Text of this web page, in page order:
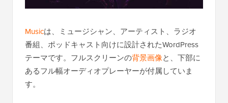
Musicは、ミュージシャン、アーティスト、ラジオ
番組、ポッドキャスト向けに設計されたWordPress
テーマです。フルスクリーンの背景画像と、下部に
あるフル幅オーディオプレーヤーが付属していま
す。